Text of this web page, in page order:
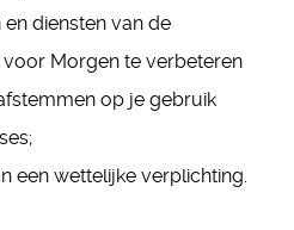
diensten van de
Morgen te verbeteren
op je gebruik
een wettelijke verplichting.